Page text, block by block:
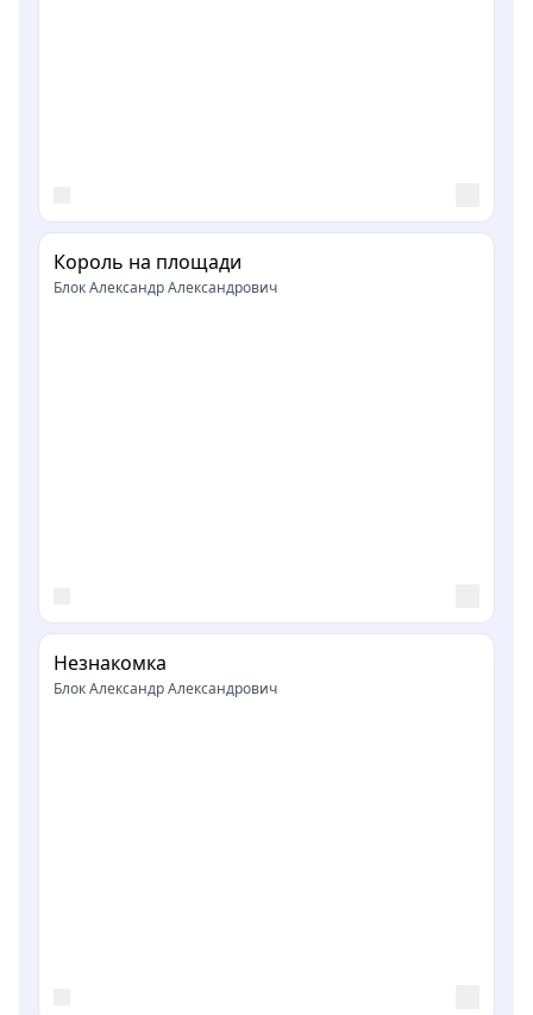
Король на площади
Блок Александр Александрович
Незнакомка
Блок Александр Александрович